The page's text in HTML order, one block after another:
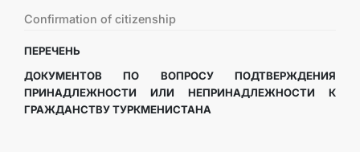
NEWS
CONSULAR SERVICES
Confirmation of citizenship
ПЕРЕЧЕНЬ
ДОКУМЕНТОВ ПО ВОПРОСУ ПОДТВЕРЖДЕНИЯ
ПРИНАДЛЕЖНОСТИ ИЛИ НЕПРИНАДЛЕЖНОСТИ К
ГРАЖДАНСТВУ ТУРКМЕНИСТАНА